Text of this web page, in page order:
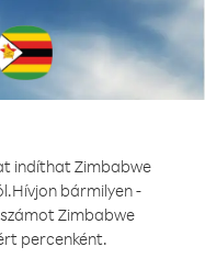
indíthat Zimbabwe
Hívjon bármilyen -
Zimbabwe
percenként.